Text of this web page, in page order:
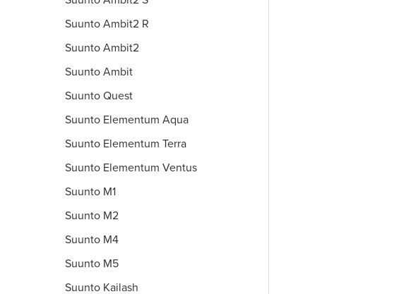
Suunto Ambit2 R
Suunto Ambit2
Suunto Ambit
Suunto Quest
Suunto Elementum Aqua
Suunto Elementum Terra
Suunto Elementum Ventus
Suunto M1
Suunto M2
Suunto M4
Suunto M5
Suunto Kailash